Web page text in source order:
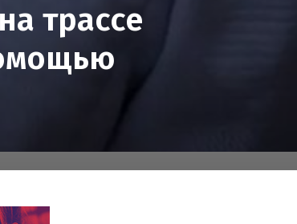
трассе